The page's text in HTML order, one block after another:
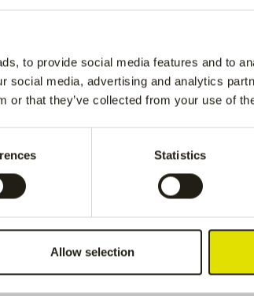
to provide social media features and to
social media, advertising and analytics
or that they’ve collected from your use of
Statistics
Allow selection
pant-
Jaipur men
pant
Grey